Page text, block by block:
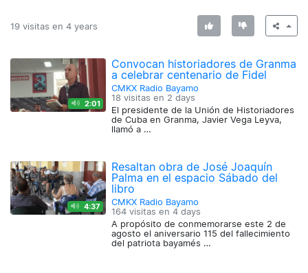
19 visitas en 4 years
2:01
Convocan historiadores de Granma
a celebrar centenario de Fidel
CMKX Radio Bayamo
18 visitas en 2 days
El presidente de la Unión de Historiadores
de Cuba en Granma, Javier Vega Leyva,
llamó a …
4:37
Resaltan obra de José Joaquín
Palma en el espacio Sábado del
libro
CMKX Radio Bayamo
164 visitas en4 days
A propósito de conmemorarse este 2 de
agosto el aniversario 115 del fallecimiento
del patriota bayamés …